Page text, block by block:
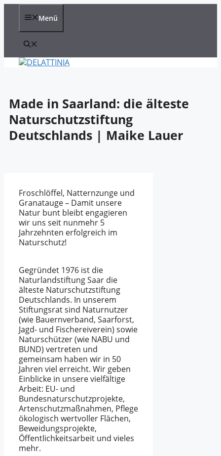
Zum
Menü
Made in Saarland: die älteste
Naturschutzstiftung
Deutschlands | Maike Lauer
Froschlöffel, Natternzunge und
Granatauge – Damit unsere
Natur bunt bleibt engagieren
wir uns seit nunmehr 5
Jahrzehnten erfolgreich im
Naturschutz!
Gegründet 1976 ist die
Naturlandstiftung Saar die
älteste Naturschutzstiftung
Deutschlands. In unserem
Stiftungsrat sind Naturnutzer
(wie Bauernverband, Saarforst,
Jagd- und Fischereiverein) sowie
Naturschützer (wie NABU und
BUND) vertreten und
gemeinsam haben wir in 50
Jahren viel erreicht. Wir geben
Einblicke in unsere vielfältige
Arbeit: EU- und
Bundesnaturschutzprojekte,
Artenschutzmaßnahmen, Pflege
ökologisch wertvoller Flächen,
Beweidungsprojekte,
Öffentlichkeitsarbeit und vieles
mehr.